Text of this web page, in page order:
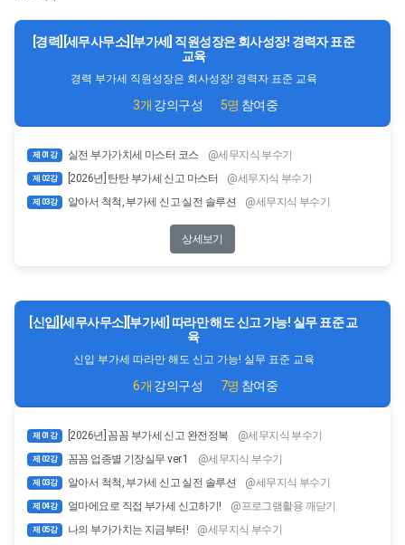
[경력][세무사무소][부가세] 직원성장은 회사성장! 경력자 표준
교육
경력 부가세 직원성장은 회사성장! 경력자 표준 교육
3개 강의구성 5명 참여중
제 01강 실전 부가가치세 마스터 코스 @세무지식 부수기
제 02강 [2026년] 탄탄 부가세 신고 마스터 @세무지식 부수기
제 03강 알아서 척척, 부가세 신고 실전 솔루션 @세무지식 부수기
상세보기
[신입][세무사무소][부가세] 따라만 해도 신고 가능! 실무 표준 교
육
신입 부가세 따라만 해도 신고 가능! 실무 표준 교육
6개 강의구성 7명 참여중
제 01강 [2026년] 꼼꼼 부가세 신고 완전정복 @세무지식 부수기
제 02강 꼼꼼 업종별 기장실무 ver.1 @세무지식 부수기
제 03강 알아서 척척, 부가세 신고 실전 솔루션 @세무지식 부수기
제 04강 얼마에요로 직접 부가세 신고하기! @프로그램활용 깨닫기
제 05강 나의 부가가치는 지금부터! @세무지식 부수기